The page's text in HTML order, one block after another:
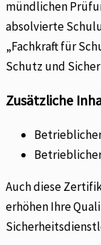
mündlichen
absolvierte
„Fachkraft für
Schutz und
Zusätzliche
Auch diese
erhöhen Ihre